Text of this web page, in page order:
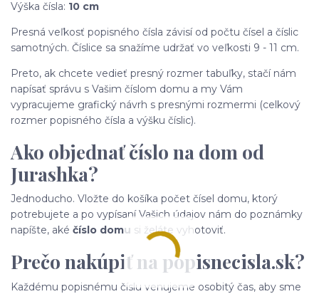
Výška čísla: 10 cm
Presná veľkosť popisného čísla závisí od počtu čísel a číslic
samotných. Číslice sa snažíme udržať vo veľkosti 9 - 11 cm.
Preto, ak chcete vedieť presný rozmer tabuľky, stačí nám
napísať správu s Vašim číslom domu a my Vám
vypracujeme grafický návrh s presnými rozmermi (celkový
rozmer popisného čísla a výšku číslic).
Ako objednať číslo na dom od
Jurashka?
Jednoducho. Vložte do košíka počet čísel domu, ktorý
potrebujete a po vypísaní Vašich údajov nám do poznámky
napíšte, aké číslo domu si želáte vyhotoviť.
Prečo nakúpiť na popisnecisla.sk?
Každému popisnému číslu venujeme osobitý čas, aby sme